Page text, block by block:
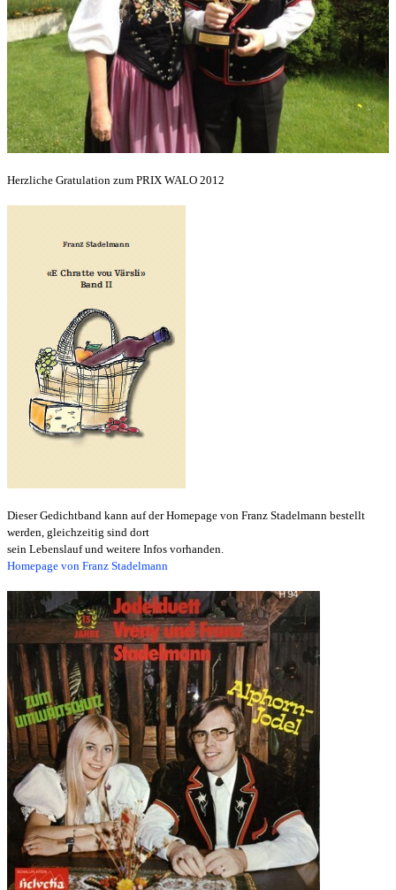
Herzliche Gratulation zum PRIX WALO 2012
Dieser Gedichtband kann auf der Homepage von Franz Stadelmann bestellt
werden, gleichzeitig sind dort
sein Lebenslauf und weitere Infos vorhanden.
Homepage von Franz Stadelmann